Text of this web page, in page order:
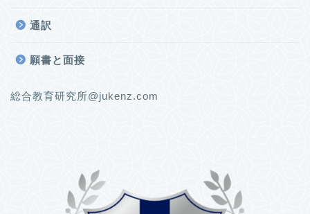
通訳
願書と面接
総合教育研究所@jukenz.com